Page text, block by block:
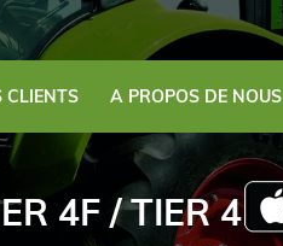
CLIENTS A PROPOS DE NOUS
4F / TIER 4B